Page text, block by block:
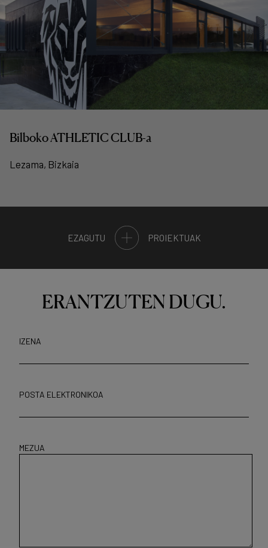
Bilboko ATHLETIC CLUB-a
Lezama, Bizkaia
EZAGUTU PROIEKTUAK
ERANTZUTEN DUGU.
IZENA
POSTA ELEKTRONIKOA
MEZUA